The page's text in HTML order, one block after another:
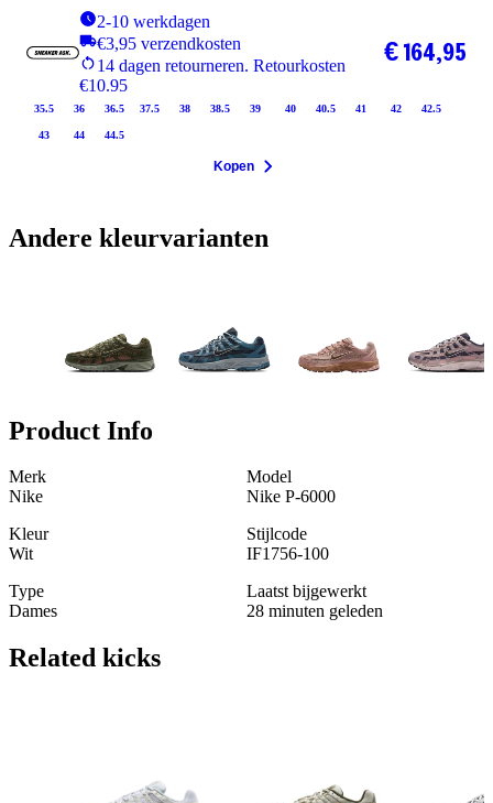
2-10 werkdagen
€3,95 verzendkosten
14 dagen retourneren. Retourkosten
€10.95
35.5 36 36.5 37.5 38 38.5 39 40 40.5 41 42 42.5
43 44 44.5
€ 164,95
Kopen
Andere kleurvarianten
Product Info
Merk
Nike
Model
Nike P-6000
Kleur
Wit
Stijlcode
IF1756-100
Type
Dames
Laatst bijgewerkt
28 minuten geleden
Related kicks